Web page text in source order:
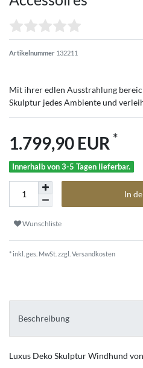
Artikelnummer 132211
Mit ihrer edlen Ausstrahlung
Skulptur jedes Ambiente und
1.799,90 EUR *
Innerhalb von 3-5 Tagen lieferbar.
In
Wunschliste
* inkl. ges. MwSt. zzgl. Versandkosten
Beschreibung
Luxus Deko Skulptur Windhund